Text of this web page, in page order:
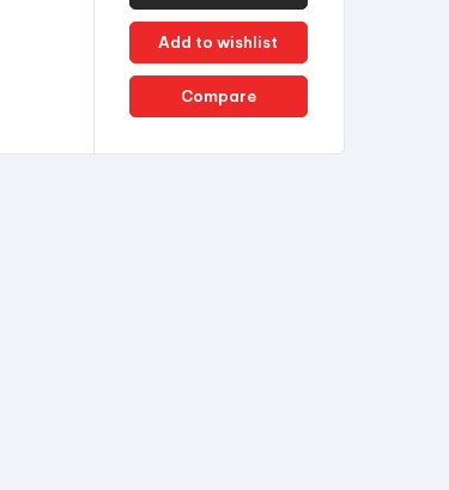
Add to wishlist
Compare